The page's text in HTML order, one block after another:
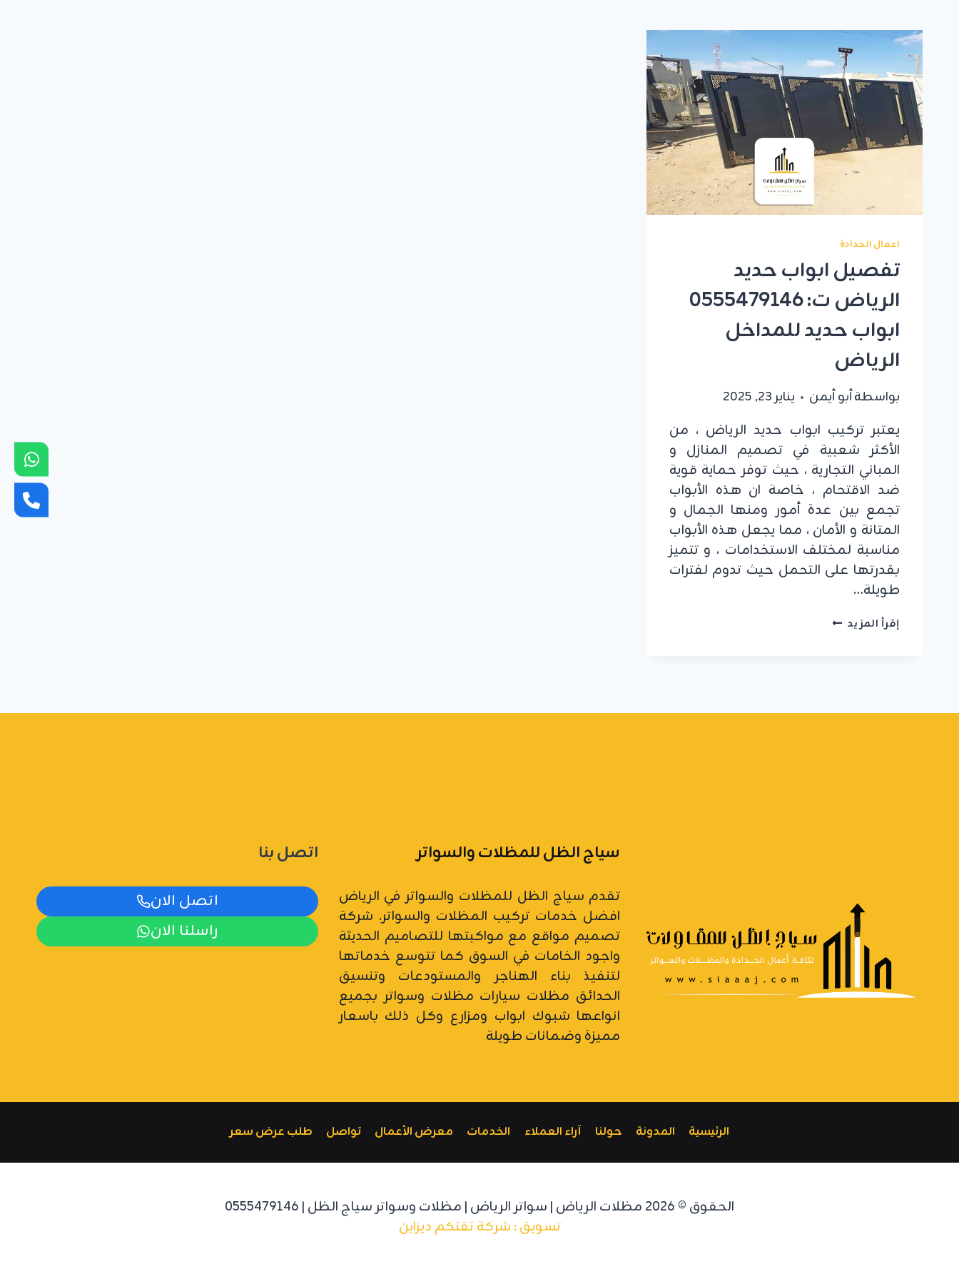
اعمال الحدادة
تفصيل ابواب حديد
الرياض ت: 0555479146
ابواب حديد للمداخل
الرياض
بواسطةأبو أيمن يناير 23, 2025
يعتبر تركيب ابواب حديد الرياض ، من
الأكثر شعبية في تصميم المنازل و
المباني التجارية ، حيث توفر حماية قوية
ضد الاقتحام ، خاصة ان هذه الأبواب
تجمع بين عدة أمور ومنها الجمال و
المتانة و الأمان ، مما يجعل هذه الأبواب
مناسبة لمختلف الاستخدامات ، و تتميز
بقدرتها على التحمل حيث تدوم لفترات
طويلة…
إقرأ المزيد تفصيل
ابواب
سياج الظل للمظلات والسواتر
تقدم سياج الظل للمظلات والسواتر في الرياض
افضل خدمات تركيب المظلات والسواتر. شركة
تصميم مواقع مع مواكبتها للتصاميم الحديثة
واجود الخامات في السوق كما تتوسع خدماتها
لتنفيذ بناء الهناجر والمستودعات وتنسيق
الحدائق مظلات سيارات مظلات وسواتربجميع
انواعها شبوك ابواب ومزارع وكل ذلك باسعار
مميزة وضمانات طويلة
اتصل بنا
اتصل الان
راسلنا الان
الرئيسية المدونة حولنا آراء العملاء الخدمات معرض الأعمال تواصل طلب عرض سعر
الحقوق © 2026 مظلات الرياض | سواتر الرياض | مظلات وسواتر سياج الظل | 0555479146
تسويق : شركة ثقتكم ديزاين